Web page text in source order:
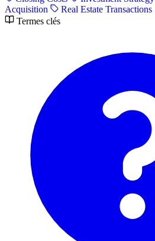
Acquisition
Real Estate Transactions
Termes clés